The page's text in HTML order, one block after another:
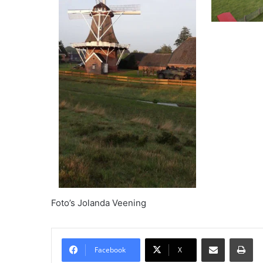
Foto’s Jolanda Veening
Facebook X
Delen via Email